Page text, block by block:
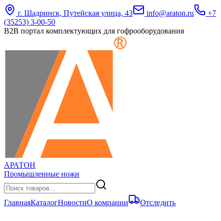
г. Шадринск, Путейская улица, 43 info@araton.ru
+7
(35253) 3-00-50
B2B портал комплектующих для гофрооборудования
АРАТОН
Промышленные ножи
ГлавнаяКаталогНовостиО компании Отследить